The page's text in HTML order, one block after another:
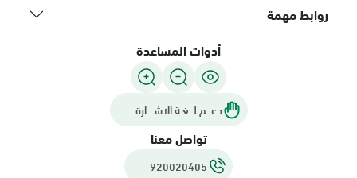
روابط مهمة
أدوات المساعدة
دعـــم لـــغـة الاشــــارة
تواصل معنا
920020405